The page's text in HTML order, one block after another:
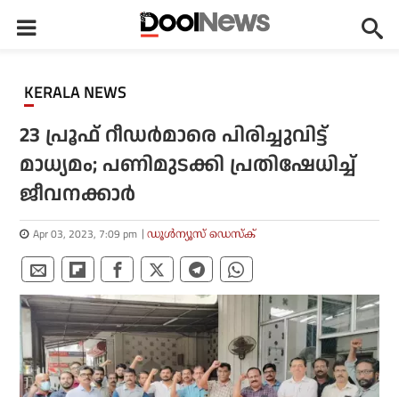
KERALA NEWS
23 പ്രൂഫ് റീഡര്‍മാരെ പിരിച്ചുവിട്ട്
മാധ്യമം; പണിമുടക്കി പ്രതിഷേധിച്ച്
ജീവനക്കാര്‍
Apr 03, 2023, 7:09 pm ഡൂള്‍ന്യൂസ് ഡെസ്‌ക്